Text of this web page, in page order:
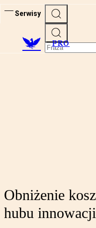
Serwisy
PRO
Obniżenie
hubu